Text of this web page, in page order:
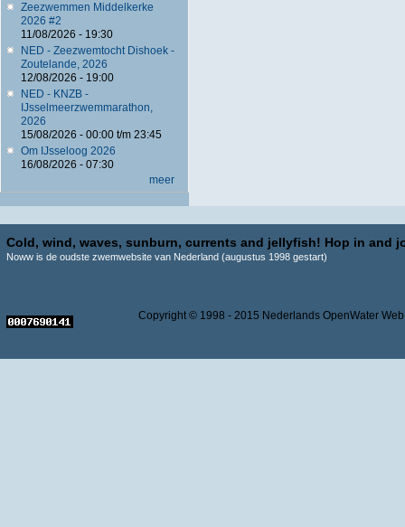
Zeezwemmen Middelkerke
2026 #2
11/08/2026 - 19:30
NED - Zeezwemtocht Dishoek -
Zoutelande, 2026
12/08/2026 - 19:00
NED - KNZB -
IJsselmeerzwemmarathon,
2026
15/08/2026 - 00:00t/m 23:45
Om IJsseloog 2026
16/08/2026 - 07:30
meer
Cold, wind, waves, sunburn, currents and jellyfish! Hop in and
Noww is de oudste zwemwebsite van Nederland (augustus 1998 gestart)
Copyright © 1998 - 2015 Nederlands OpenWater